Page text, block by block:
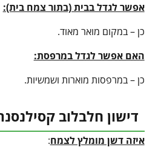
אפשר לגדל בבית (בתור צמח בית):
כן – במקום מואר מאוד.
האם אפשר לגדל במרפסת:
כן – במרפסות מוארות ושמשיות.
דישון חלבלוב
איזה דשן מומלץ לצמח: